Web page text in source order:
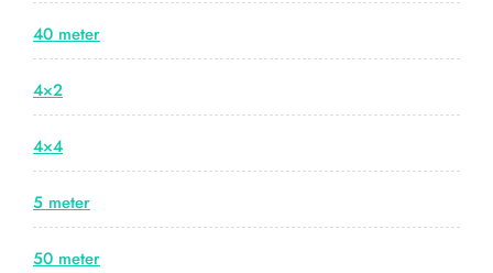
40 meter
4×2
4×4
5 meter
50 meter